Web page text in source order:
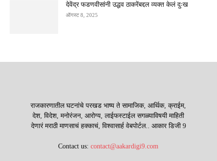
देवेंद्र फडणवीसांनी उद्धव ठाकरेंबद्दल व्यक्त केलं दुःख
ऑगस्ट 8, 2025
राजकारणातील घटनांचे परखड भाष्य ते सामाजिक, आर्थिक, क्राईम,
देश, विदेश, मनोरंजन, आरोग्य, लाईफस्टाईल सगळ्याविषयी माहिती
देणारं मराठी माणसाचं हक्काचं, विश्वासार्ह वेबपोर्टल.. आकार डिजी 9
Contact us:contact@aakardigi9.com